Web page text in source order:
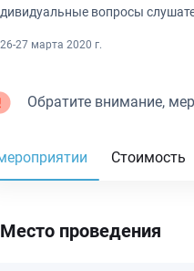
вопросы
26-27 марта 2020 г.
Обратите внимание,
Стоимость
Место проведения